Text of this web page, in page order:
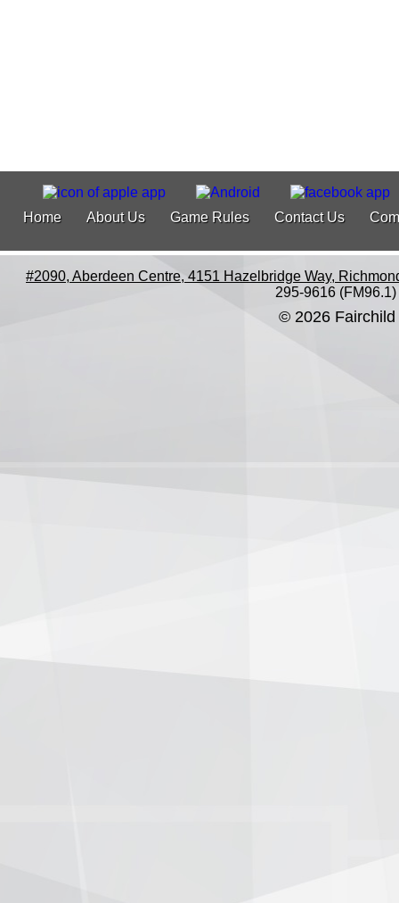
Home About Us Game Rules Contact Us
#2090, Aberdeen Centre, 4151 Hazelbridge Way,
295-9616 (FM96.1)
© 2026 Fairchild